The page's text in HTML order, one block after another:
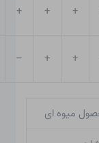
+
+
+
+
+
–